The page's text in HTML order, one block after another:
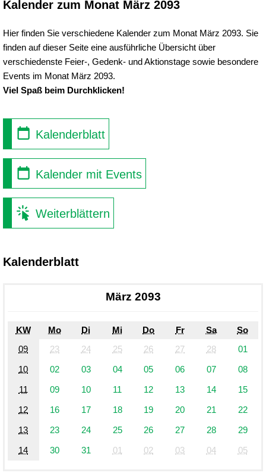
Kalender zum Monat März 2093
Hier finden Sie verschiedene Kalender zum Monat März 2093. Sie
finden auf dieser Seite eine ausführliche Übersicht über
verschiedenste Feier-, Gedenk- und Aktionstage sowie besondere
Events im Monat März 2093.
Viel Spaß beim Durchklicken!
Kalenderblatt
Kalender mit Events
Weiterblättern
Kalenderblatt
März 2093
KW Mo Di Mi Do Fr Sa
So
09
23 24 25 26 27 28
01
10
02 03 04 05 06 07
08
11
09 10 11 12 13 14
15
12
16 17 18 19 20 21
22
13
23 24 25 26 27 28
29
14
30 31 01 02 03 04 05